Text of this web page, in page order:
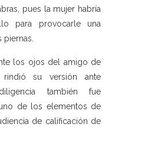
pues la mujer habría
para provocarle una
piernas.
los ojos del amigo de
su versión ante
también fue
de los elementos de
de calificación de